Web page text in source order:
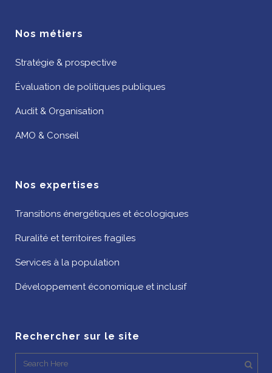
Nos métiers
Stratégie & prospective
Évaluation de politiques publiques
Audit & Organisation
AMO & Conseil
Nos expertises
Transitions énergétiques et écologiques
Ruralité et territoires fragiles
Services à la population
Développement économique et inclusif
Rechercher sur le site